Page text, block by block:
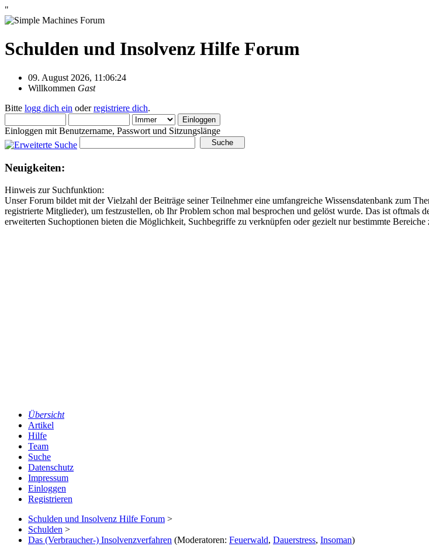
"
Schulden und Insolvenz Hilfe Forum
09. August 2026, 11:06:24
Willkommen Gast
Bitte logg dich ein oderregistriere dich.
Einloggen mit Benutzername, Passwort und Sitzungslänge
Neuigkeiten:
Hinweis zur Suchfunktion:
Unser Forum bildet mit der Vielzahl der Beiträge seiner Teilnehmer eine umfangreiche Wissensdatenbank zum
registrierte Mitglieder), um festzustellen, ob Ihr Problem schon mal besprochen und gelöst wurde. Das ist oftmals
erweiterten Suchoptionen bieten die Möglichkeit, Suchbegriffe zu verknüpfen oder gezielt nur bestimmte Bereiche
Übersicht
Artikel
Hilfe
Team
Suche
Datenschutz
Impressum
Einloggen
Registrieren
Schulden und Insolvenz Hilfe Forum >
Schulden >
Das (Verbraucher-) Insolvenzverfahren (Moderatoren: Feuerwald, Dauerstress, Insoman)